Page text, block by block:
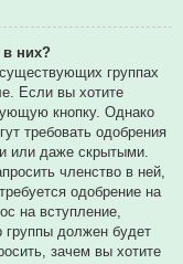
в них?
группах
Если вы хотите
кнопку. Однако
требовать одобрения
или даже скрытыми.
членство в ней,
одобрение на
на вступление,
группы должен будет
зачем вы хотите